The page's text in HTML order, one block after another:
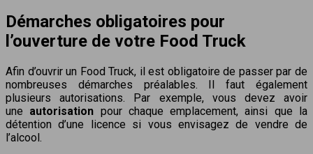
Démarches obligatoires pour
l’ouverture de votre Food Truck
Afin d’ouvrir un Food Truck, il est obligatoire de passer par de
nombreuses démarches préalables. Il faut également
plusieurs autorisations. Par exemple, vous devez avoir
une autorisation pour chaque emplacement, ainsi que la
détention d’une licence si vous envisagez de vendre de
l’alcool.